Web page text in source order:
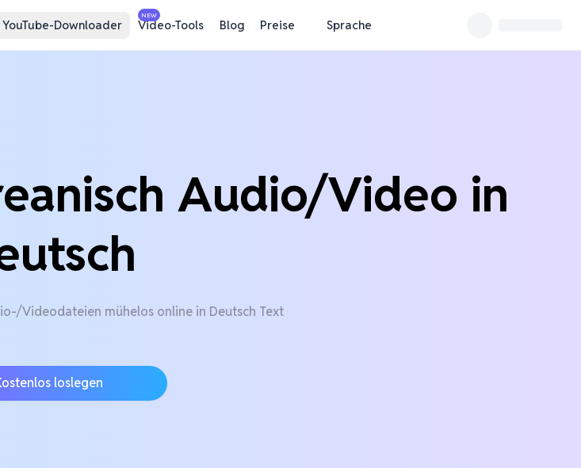
YouTube-Downloader
NEW
Video-Tools Blog Preise Sprache
Audio/Video in
Videodateien mühelos online in Deutsch Text
loslegen